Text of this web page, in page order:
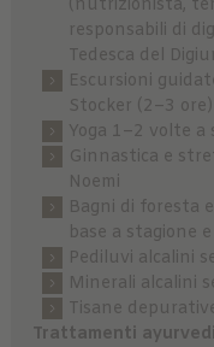
(nutrizionista,
responsabili di
Tedesca del
Escursioni
Stocker (2–3 ore)
Yoga 1–2 volte
Ginnastica e
Noemi
Bagni di foresta
base a stagione
Pediluvi alcalini
Minerali alcalini
Tisane
Trattamenti